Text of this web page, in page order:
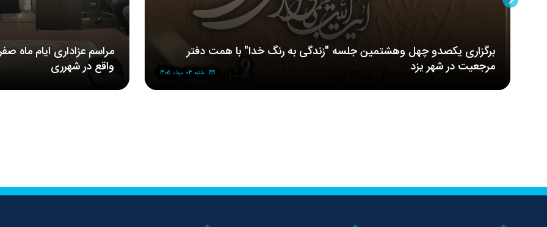
برگزاری یکصدو چهل وهشتمین جلسه "زندگی به رنگ خدا" با همت دفتر
مرجعیت در شهر یزد
شنبه 03 مرداد 1405
مراسم‌ عزاداری‌ ایام ماه
واقع در شهرری